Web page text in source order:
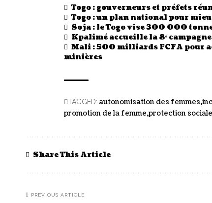
Togo : gouverneurs et préfets
Togo : un plan national pour
Soja : le Togo vise 300 000
Kpalimé accueille la 8ᵉ
Mali : 500 milliards FCFA pour
minières
TAGGED: autonomisation des femmes
promotion de la femme protection sociale
Share This Article
PREVIOUS ARTICLE